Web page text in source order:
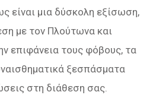
είναι μια δύσκολη εξίσωση,
με τον Πλούτωνα και
επιφάνεια τους φόβους, τα
ξεσπάσματα
στη διάθεση σας.